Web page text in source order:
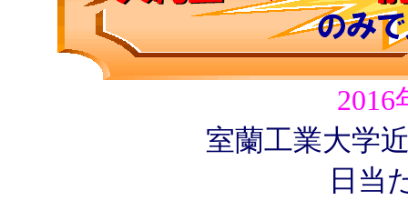
2016
室蘭工業大学
日当